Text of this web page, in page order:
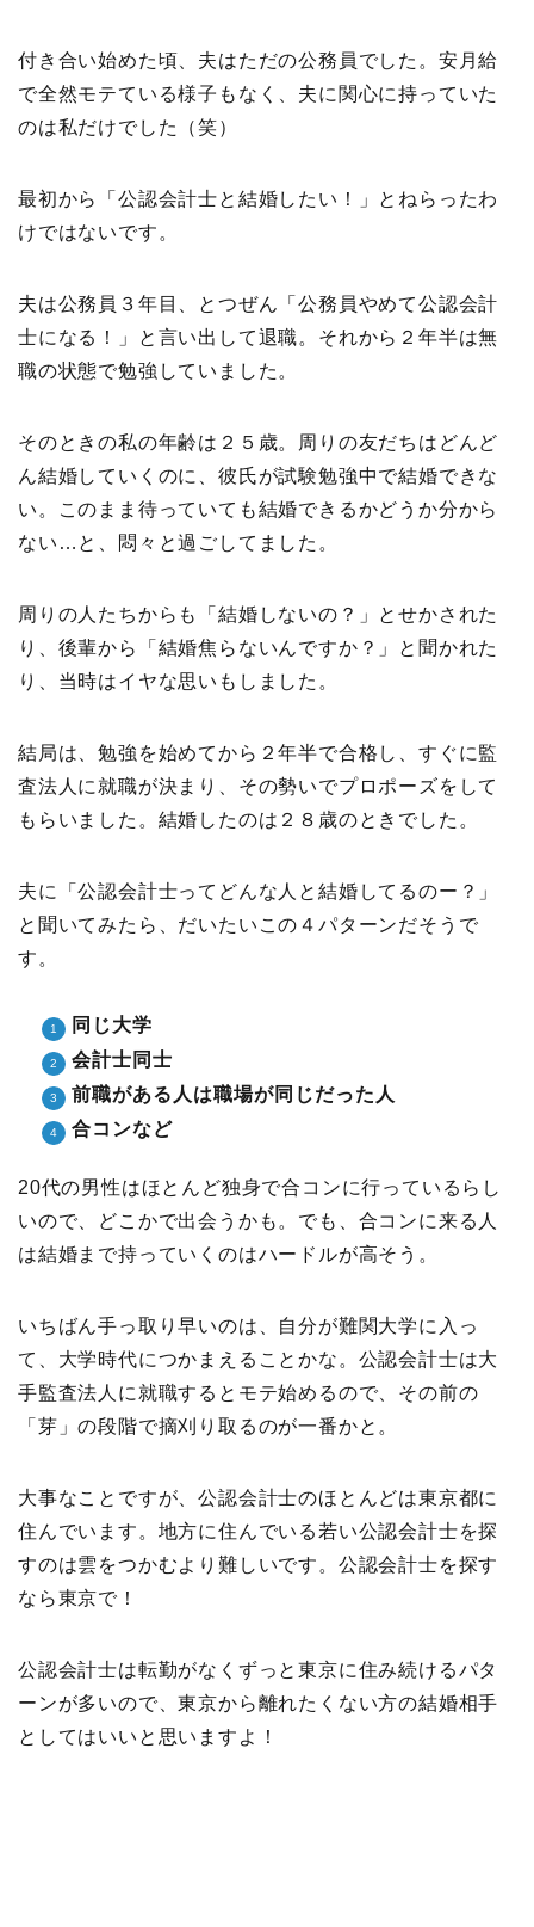
付き合い始めた頃、夫はただの公務員でした。安月給
で全然モテている様子もなく、夫に関心に持っていた
のは私だけでした（笑）
最初から「公認会計士と結婚したい！」とねらったわ
けではないです。
夫は公務員３年目、とつぜん「公務員やめて公認会計
士になる！」と言い出して退職。それから２年半は無
職の状態で勉強していました。
そのときの私の年齢は２５歳。周りの友だちはどんど
ん結婚していくのに、彼氏が試験勉強中で結婚できな
い。このまま待っていても結婚できるかどうか分から
ない…と、悶々と過ごしてました。
周りの人たちからも「結婚しないの？」とせかされた
り、後輩から「結婚焦らないんですか？」と聞かれた
り、当時はイヤな思いもしました。
結局は、勉強を始めてから２年半で合格し、すぐに監
査法人に就職が決まり、その勢いでプロポーズをして
もらいました。結婚したのは２８歳のときでした。
夫に「公認会計士ってどんな人と結婚してるのー？」
と聞いてみたら、だいたいこの４パターンだそうで
す。
同じ大学
会計士同士
前職がある人は職場が同じだった人
合コンなど
20代の男性はほとんど独身で合コンに行っているらし
いので、どこかで出会うかも。でも、合コンに来る人
は結婚まで持っていくのはハードルが高そう。
いちばん手っ取り早いのは、自分が難関大学に入っ
て、大学時代につかまえることかな。公認会計士は大
手監査法人に就職するとモテ始めるので、その前の
「芽」の段階で摘刈り取るのが一番かと。
大事なことですが、公認会計士のほとんどは東京都に
住んでいます。地方に住んでいる若い公認会計士を探
すのは雲をつかむより難しいです。公認会計士を探す
なら東京で！
公認会計士は転勤がなくずっと東京に住み続けるパタ
ーンが多いので、東京から離れたくない方の結婚相手
としてはいいと思いますよ！